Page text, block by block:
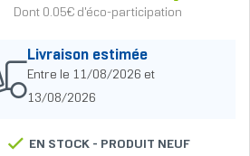
Dont 0.05€ d'éco-participation
Livraison estimée
Entre le 11/08/2026 et
13/08/2026
EN STOCK - PRODUIT NEUF